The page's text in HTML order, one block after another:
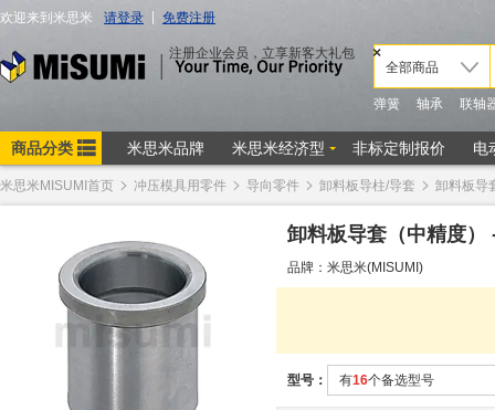
米思米MISUMI首页 冲压模具用零件 导向零件 卸料板导柱/导套 卸料板导
卸料板导套（中精度）
品牌：米思米(MISUMI)
型号： 有16个备选型号